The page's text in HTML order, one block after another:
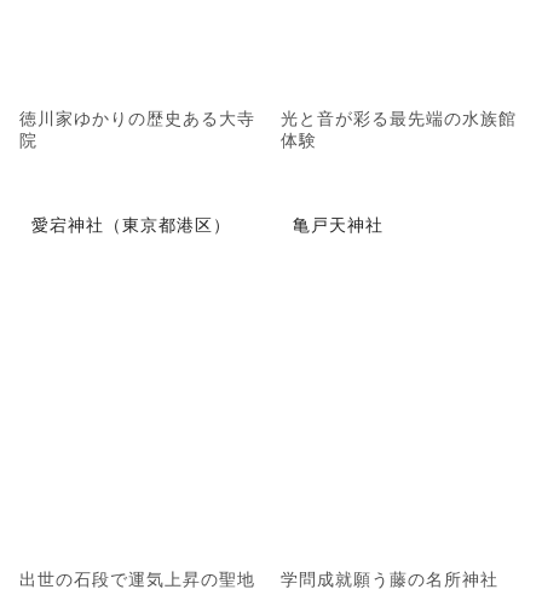
徳川家ゆかりの歴史ある大寺
院
光と音が彩る最先端の水族館
体験
愛宕神社（東京都港区）
出世の石段で運気上昇の聖地
亀戸天神社
学問成就願う藤の名所神社